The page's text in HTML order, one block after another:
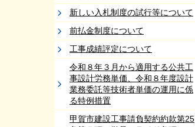
新しい入札制度の試行等について
前払金制度について
工事成績評定について
令和８年３月から適用する公共工
事設計労務単価、令和８年度設計
業務委託等技術者単価の運用に係
る特例措置
甲賀市建設工事請負契約約款第25